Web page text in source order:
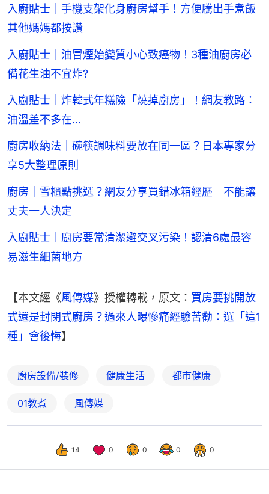
入廚貼士｜手機支架化身廚房幫手！方便騰出手煮飯
其他媽媽都按讚
入廚貼士｜油冒煙始變質小心致癌物！3種油廚房必
備花生油不宜炸?
入廚貼士｜炸韓式年糕險「燒掉廚房」！網友教路：
油溫差不多在…
廚房收納法｜碗筷調味料要放在同一區？日本專家分
享5大整理原則
廚房｜雪櫃點挑選？網友分享買錯冰箱經歷 不能讓
丈夫一人決定
入廚貼士｜廚房要常清潔避交叉污染！認清6處最容
易滋生細菌地方
【本文經《風傳媒》授權轉載，原文： 買房要挑開放
式還是封閉式廚房？過來人曝慘痛經驗苦勸：選「這1
種」會後悔】
廚房設備/裝修 健康生活 都市健康
01教煮 風傳媒
14 0 0 0 0